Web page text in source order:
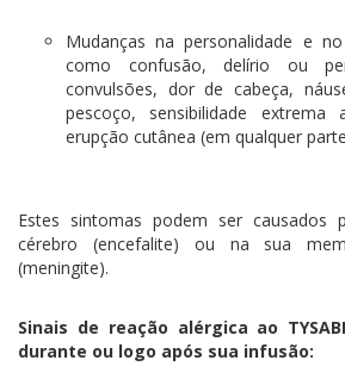
Mudanças na personalidade e
como confusão, delírio ou
convulsões, dor de cabeça,
pescoço, sensibilidade
erupção cutânea (em qualquer
Estes sintomas podem ser causados
cérebro (encefalite) ou na sua
(meningite).
Sinais de reação alérgica ao
durante ou logo após sua infusão: